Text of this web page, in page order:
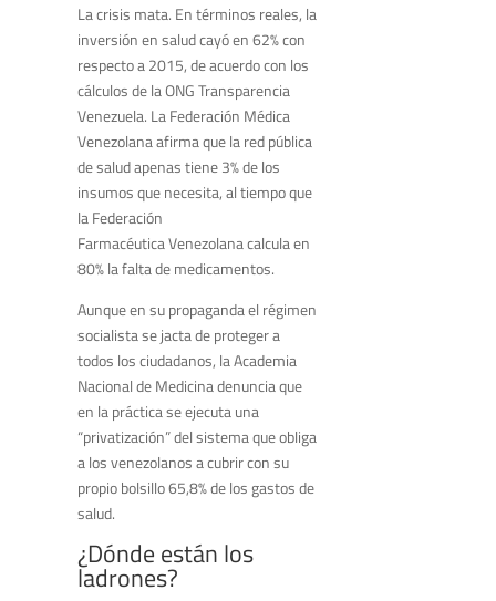
La crisis mata. En términos reales, la
inversión en salud cayó en 62% con
respecto a 2015, de acuerdo con los
cálculos de la ONG Transparencia
Venezuela. La Federación Médica
Venezolana afirma que la red pública
de salud apenas tiene 3% de los
insumos que necesita, al tiempo que
la Federación
Farmacéutica Venezolana calcula en
80% la falta de medicamentos.
Aunque en su propaganda el régimen
socialista se jacta de proteger a
todos los ciudadanos, la Academia
Nacional de Medicina denuncia que
en la práctica se ejecuta una
“privatización” del sistema que obliga
a los venezolanos a cubrir con su
propio bolsillo 65,8% de los gastos de
salud.
¿Dónde están los
ladrones?